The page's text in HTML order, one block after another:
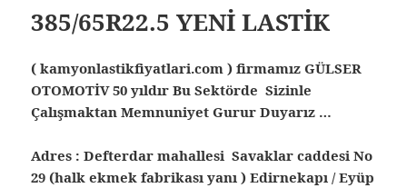
385/65R22.5 YENİ LASTİK
( kamyonlastikfiyatlari.com ) firmamız GÜLSER
OTOMOTİV 50 yıldır Bu Sektörde Sizinle
Çalışmaktan Memnuniyet Gurur Duyarız …
Adres : Defterdar mahallesi Savaklar caddesi No
29 (halk ekmek fabrikası yanı ) Edirnekapı / Eyüp